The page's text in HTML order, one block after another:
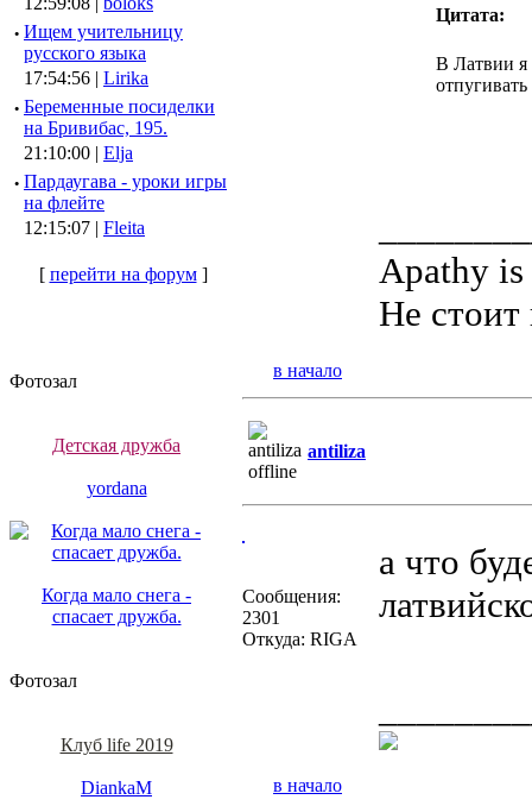
· Ищем учительницу
русского языка
17:54:56 | Lirika
· Беременные посиделки
на Бривибас, 195.
21:10:00 | Elja
· Пардаугава - уроки игры
на флейте
12:15:07 | Fleita
[ перейти на форум]
Фотозал
Детская дружба
yordana
Когда мало снега -
спасает дружба.
Фотозал
Клуб life 2019
DiankaM
Цитата:
В Латвии я
Apathy
Не стоит
в начало
antiliza
Сообщения:
2301
Откуда: RIGA
а что
в начало